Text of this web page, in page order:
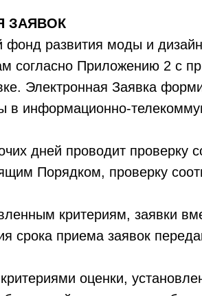
ЗАЯВОК
фонд развития моды и
согласно Приложению 2 с
Электронная Заявка
информационно-
дней проводит проверку
Порядком, проверку
критериям, заявки
срока приема заявок
оценки,